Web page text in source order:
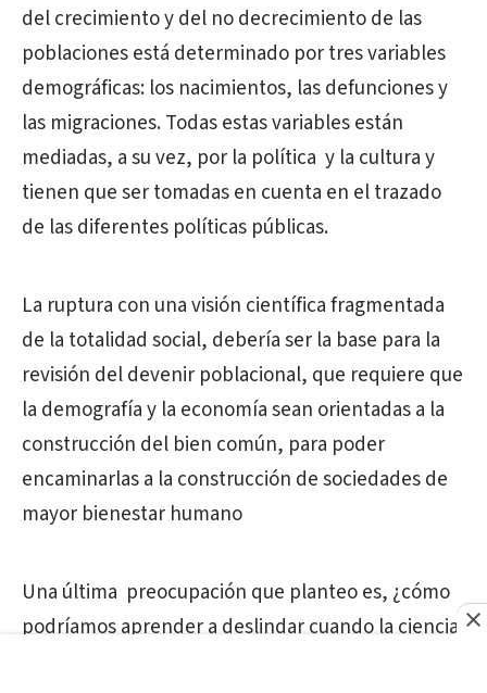
del crecimiento y del no decrecimiento de las
poblaciones está determinado por tres variables
demográficas: los nacimientos, las defunciones y
las migraciones. Todas estas variables están
mediadas, a su vez, por la política y la cultura y
tienen que ser tomadas en cuenta en el trazado
de las diferentes políticas públicas.
La ruptura con una visión científica fragmentada
de la totalidad social, debería ser la base para la
revisión del devenir poblacional, que requiere que
la demografía y la economía sean orientadas a la
construcción del bien común, para poder
encaminarlas a la construcción de sociedades de
mayor bienestar humano
Una última preocupación que planteo es, ¿cómo
podríamos aprender a deslindar cuando la ciencia